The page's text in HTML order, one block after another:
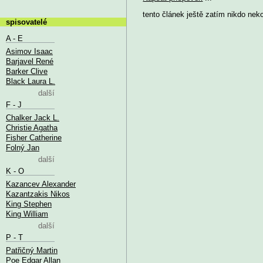
tento článek ještě zatím nikdo
spisovatelé
A - E
Asimov Isaac
Barjavel René
Barker Clive
Black Laura L.
další
F - J
Chalker Jack L.
Christie Agatha
Fisher Catherine
Folný Jan
další
K - O
Kazancev Alexander
Kazantzakis Nikos
King Stephen
King William
další
P - T
Patřičný Martin
Poe Edgar Allan